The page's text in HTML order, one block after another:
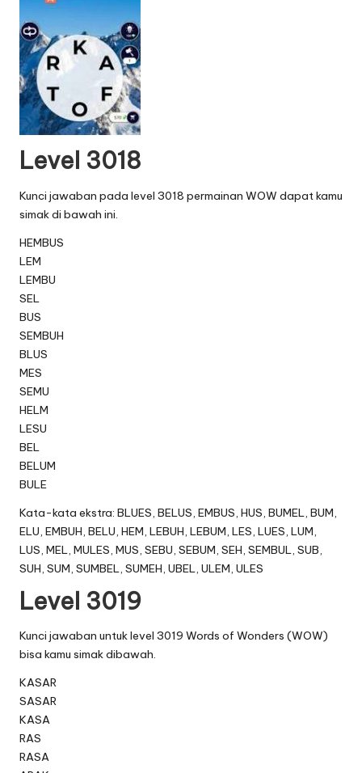
Level 3018
Kunci jawaban pada level 3018 permainan WOW dapat kamu
simak di bawah ini.
HEMBUS
LEM
LEMBU
SEL
BUS
SEMBUH
BLUS
MES
SEMU
HELM
LESU
BEL
BELUM
BULE
Kata-kata ekstra: BLUES, BELUS, EMBUS, HUS, BUMEL, BUM,
ELU, EMBUH, BELU, HEM, LEBUH, LEBUM, LES, LUES, LUM,
LUS, MEL, MULES, MUS, SEBU, SEBUM, SEH, SEMBUL, SUB,
SUH, SUM, SUMBEL, SUMEH, UBEL, ULEM, ULES
Level 3019
Kunci jawaban untuk level 3019 Words of Wonders (WOW)
bisa kamu simak dibawah.
KASAR
SASAR
KASA
RAS
RASA